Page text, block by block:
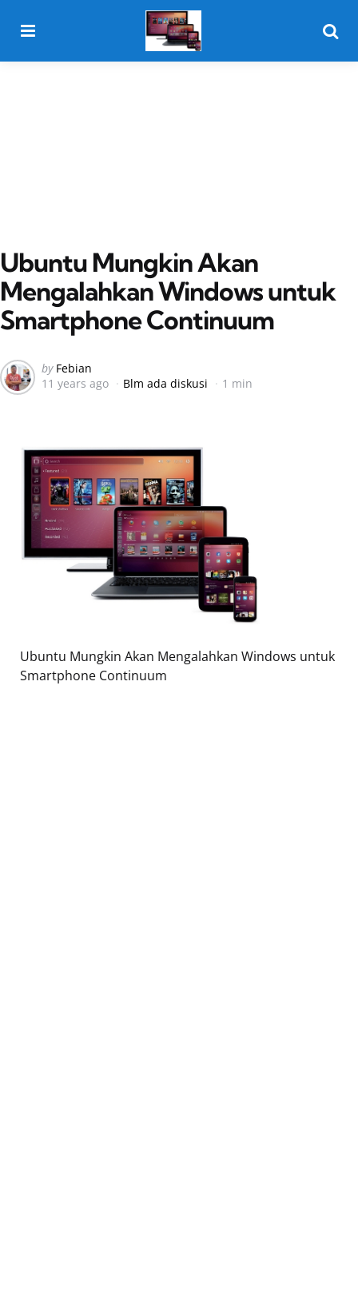
Ubuntu Mungkin Akan
Mengalahkan Windows untuk
Smartphone Continuum
Posted
by
by Febian
11 years ago
Blm ada diskusi 1 min
Ubuntu Mungkin Akan Mengalahkan Windows untuk
Smartphone Continuum